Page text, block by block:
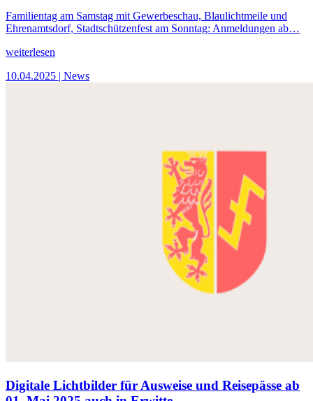
Familientag am Samstag mit Gewerbeschau, Blaulichtmeile und
Ehrenamtsdorf, Stadtschützenfest am Sonntag: Anmeldungen ab…
weiterlesen
10.04.2025 | News
Digitale Lichtbilder für Ausweise und Reisepässe ab